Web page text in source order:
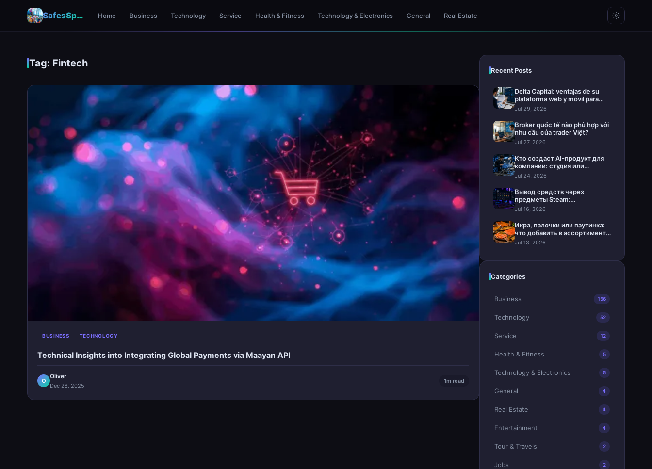
SafesSpace – A Secure Place for Growth & Support Home Business Technology Service Health & Fitness Technology & Electronics General Real Estate
Tag: Fintech
BUSINESS TECHNOLOGY
Technical Insights into Integrating Global Payments via Maayan API
O
Oliver
Dec 28, 2025
1m read
Recent Posts
Delta Capital: ventajas de su
plataforma web y móvil para
invertir
Jul 29, 2026
Broker quốc tế nào phù hợp với
nhu cầu của trader Việt?
Jul 27, 2026
Кто создаст AI-продукт для
компании: студия или
интегратор
Jul 24, 2026
Вывод средств через
предметы Steam:
практическое руководство
Jul 16, 2026
Икра, палочки или паутинка:
что добавить в ассортимент
магазина
Jul 13, 2026
Categories
Business 156
Technology 52
Service 12
Health & Fitness 5
Technology & Electronics 5
General 4
Real Estate 4
Entertainment 4
Tour & Travels 2
Jobs 2